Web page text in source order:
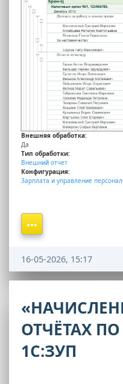
Внешняя обработка:
Да
Тип обработки:
Внешний отчет
Конфигурация:
Зарплата и управление
16-05-2026, 15:17
ОТЧЁТАХ
1С:ЗУП